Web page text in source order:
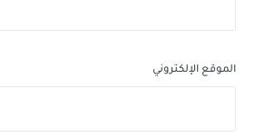
الموقع الإلكتروني